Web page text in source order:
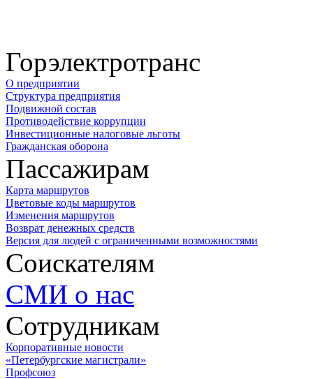
Горэлектротранс
О предприятии
Структура предприятия
Подвижной состав
Противодействие коррупции
Инвестиционные налоговые льготы
Гражданская оборона
Пассажирам
Карта маршрутов
Цветовые коды маршрутов
Изменения маршрутов
Возврат денежных средств
Версия для людей с ограниченными возможностями
Соискателям
СМИ о нас
Сотрудникам
Корпоративные новости
«Петербургские магистрали»
Профсоюз